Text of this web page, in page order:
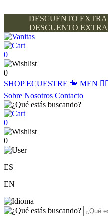
DESCUENTO
DESCUENTO
0
0
SHOPECUESTRE 🐎 MEN
Sobre Nosotros Contacto
0
0
ES
EN